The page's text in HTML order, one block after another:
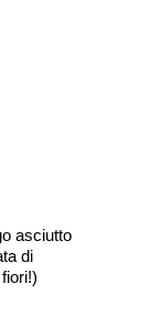
asciutto
di